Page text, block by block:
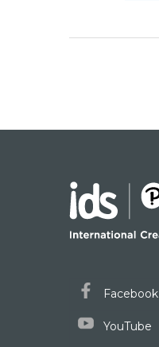
Facebook
YouTube